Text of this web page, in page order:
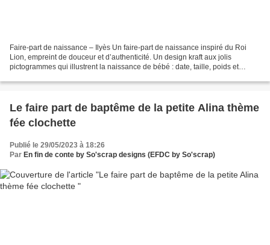
Faire-part de naissance – Ilyès Un faire-part de naissance inspiré du Roi
Lion, empreint de douceur et d’authenticité. Un design kraft aux jolis
pictogrammes qui illustrent la naissance de bébé : date, taille, poids et
Le faire part de baptême de la petite Alina thème
fée clochette
Publié le 29/05/2023 à 18:26
Par En fin de conte by So'scrap designs (EFDC by So'scrap)